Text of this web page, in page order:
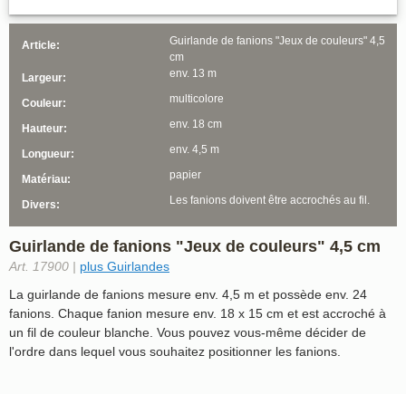
Guirlande de fanions "Jeux de couleurs" 4,5 cm
Art. 17900 | plus Guirlandes
La guirlande de fanions mesure env. 4,5 m et possède env. 24
fanions. Chaque fanion mesure env. 18 x 15 cm et est accroché à
un fil de couleur blanche. Vous pouvez vous-même décider de
l'ordre dans lequel vous souhaitez positionner les fanions.
Article:
Guirlande de fanions "Jeux de couleurs" 4,5
cm
Largeur:
env. 13 m
Couleur: multicolore
Hauteur: env. 18 cm
Longueur: env. 4,5 m
Matériau: papier
Divers: Les fanions doivent être accrochés au fil.